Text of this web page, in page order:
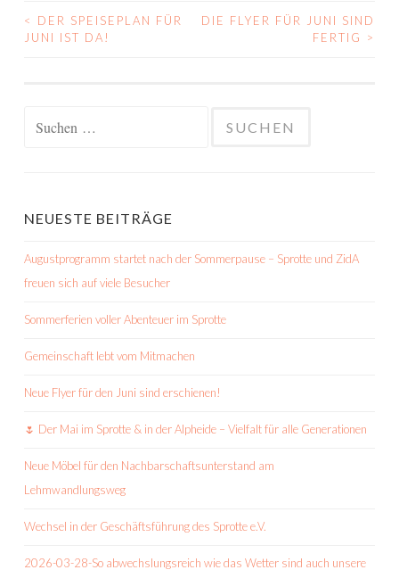
BEITRAGS-
<
DER SPEISEPLAN FÜR
JUNI IST DA!
DIE FLYER FÜR JUNI SIND
FERTIG
>
NEUESTE BEITRÄGE
Augustprogramm startet nach der Sommerpause – Sprotte und ZidA
freuen sich auf viele Besucher
Sommerferien voller Abenteuer im Sprotte
Gemeinschaft lebt vom Mitmachen
Neue Flyer für den Juni sind erschienen!
🌷 Der Mai im Sprotte & in der Alpheide – Vielfalt für alle Generationen
Neue Möbel für den Nachbarschaftsunterstand am
Lehmwandlungsweg
Wechsel in der Geschäftsführung des Sprotte e.V.
2026-03-28-So abwechslungsreich wie das Wetter sind auch unsere